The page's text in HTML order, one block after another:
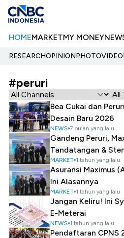
HOMEMARKETMY MONEY
RESEARCHOPINIONPHOTOVIDEO
#peruri
Bea Cukai dan
Desain Baru 2026
NEWS 7 bulan yang lalu
Gandeng Peruri,
Tandatangan &
MARKET 1 tahun yang lalu
Asuransi Maximus
Ini Alasannya
MARKET 1 tahun yang lalu
Jangan Keliru! Ini
E-Meterai
NEWS 1 tahun yang lalu
Pendaftaran CPNS